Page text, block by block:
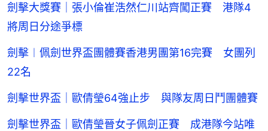
劍擊大獎賽｜張小倫崔浩然仁川站齊闖正賽 港隊4
將周日分途爭標
劍擊︱佩劍世界盃團體賽香港男團第16完賽 女團列
22名
劍擊世界盃｜歐倩瑩64強止步 與隊友周日鬥團體賽
劍擊世界盃｜歐倩瑩晉女子佩劍正賽 成港隊今站唯